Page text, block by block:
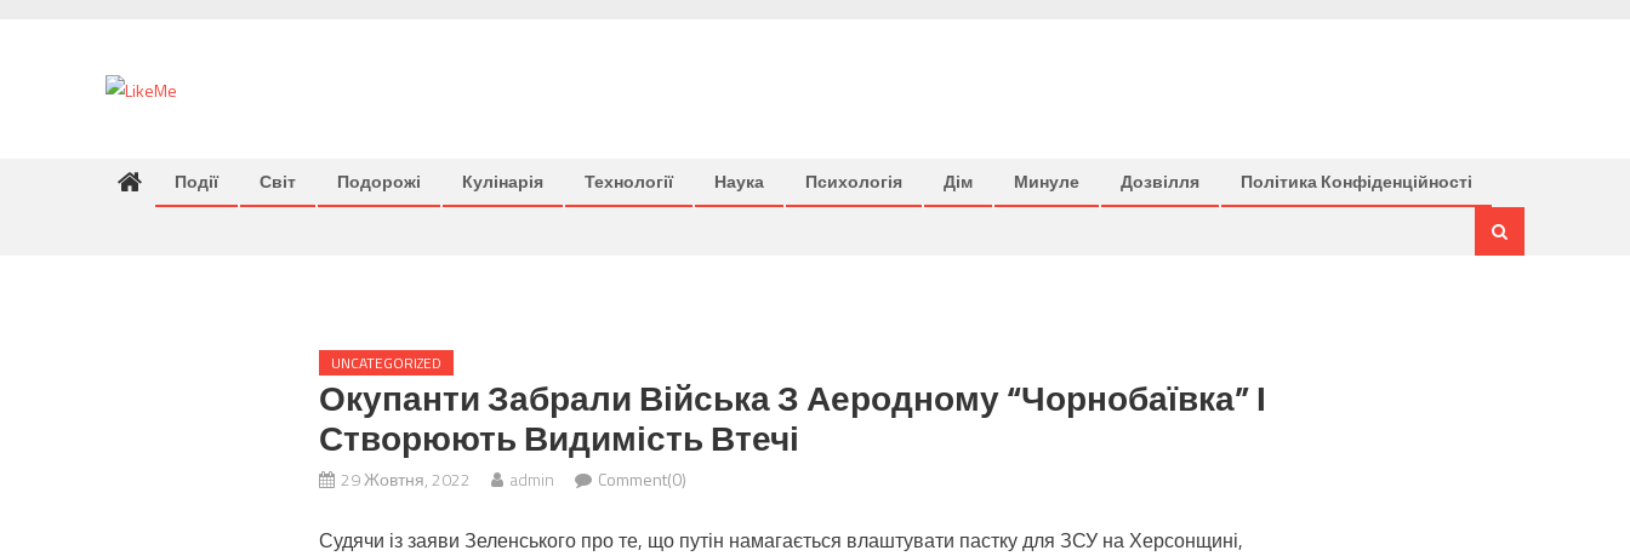
Події Світ Подорожі Кулінарія Технології Наука Психологія Дім Минуле Дозвілля Політика Конфіденційності
UNCATEGORIZED
Окупанти Забрали Війська З Аеродному “Чорнобаївка” І
Створюють Видимість Втечі
29 Жовтня, 2022 admin Comment(0)
Судячи із заяви Зеленського про те, що путін намагається влаштувати пастку для ЗСУ на Херсонщині,